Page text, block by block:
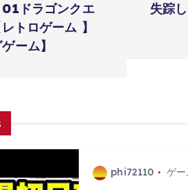
01ドラゴンクエ
トロゲーム 】
ーム】
失踪
phi72110 ゲー